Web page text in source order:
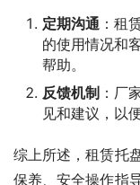
定期沟通 ：租
的使用情况和
帮助。
反馈机制 ：厂
见和建议，以
综上所述，租赁托
保养、安全操作指